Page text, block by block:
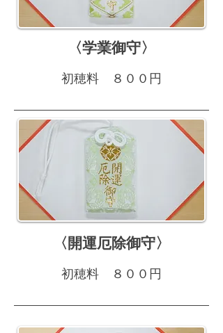
〈学業御守〉
初穂料 ８００円
〈開運厄除御守〉
初穂料 ８００円